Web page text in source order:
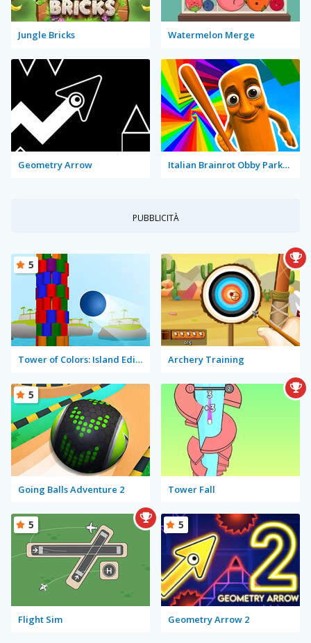
Jungle Bricks Watermelon Merge
Geometry Arrow Italian Brainrot Obby Parkour
PUBBLICITÀ
Tower of Colors: Island Edition
5
Archery Training
Going Balls Adventure 2
5
Tower Fall
Flight Sim
5
Geometry Arrow 2
5